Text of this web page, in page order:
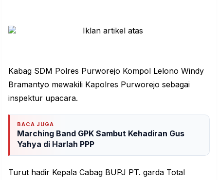
Kabag SDM Polres Purworejo Kompol Lelono Windy
Bramantyo mewakili Kapolres Purworejo sebagai
inspektur upacara.
BACA JUGA
Marching Band GPK Sambut Kehadiran Gus
Yahya di Harlah PPP
Turut hadir Kepala Cabag BUPJ PT. garda Total